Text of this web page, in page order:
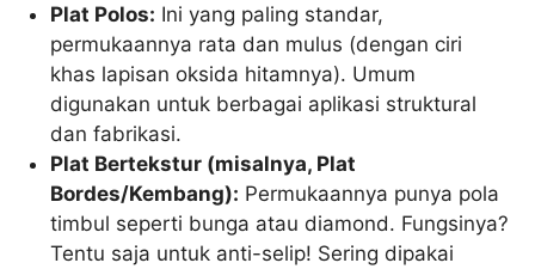
Plat Polos: Ini yang paling standar,
permukaannya rata dan mulus (dengan ciri
khas lapisan oksida hitamnya). Umum
digunakan untuk berbagai aplikasi struktural
dan fabrikasi.
Plat Bertekstur (misalnya, Plat
Bordes/Kembang): Permukaannya punya pola
timbul seperti bunga atau diamond. Fungsinya?
Tentu saja untuk anti-selip! Sering dipakai